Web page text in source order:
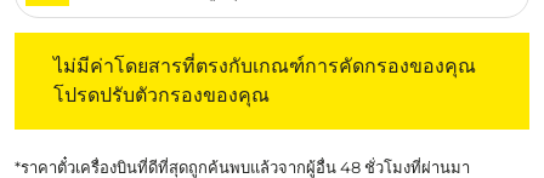
ไม่มีค่าโดยสารที่ตรงกับเกณฑ์การคัดกรองของคุณ
โปรดปรับตัวกรองของคุณ
*ราคาตั๋วเครื่องบินที่ดีที่สุดถูกค้นพบแล้วจากผู้อื่น 48 ชั่วโมงที่ผ่านมา